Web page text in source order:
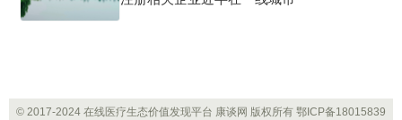
© 2017-2024 在线医疗生态价值发现平台 康谈网 版权所有 鄂ICP备18015839